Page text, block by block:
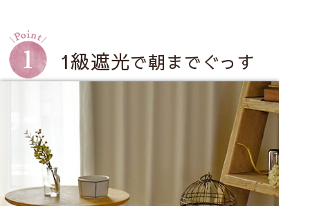
1級遮光で朝までぐっす